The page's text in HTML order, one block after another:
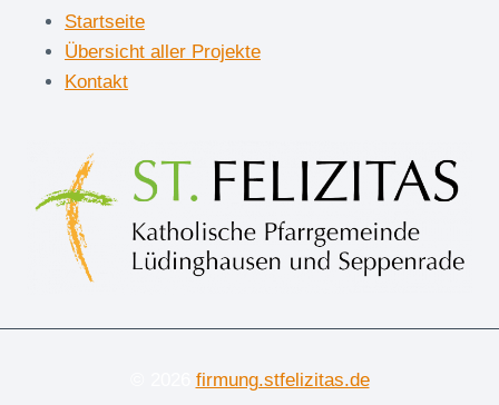
Startseite
Übersicht aller Projekte
Kontakt
firmung.stfelizitas.de